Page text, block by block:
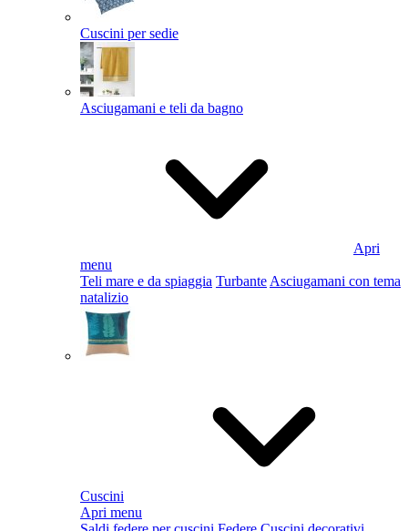
Cuscini per sedie
Asciugamani e teli da bagno
Apri
menu
Teli mare e da spiaggia Turbante Asciugamani con tema
natalizio
Cuscini
Apri menu